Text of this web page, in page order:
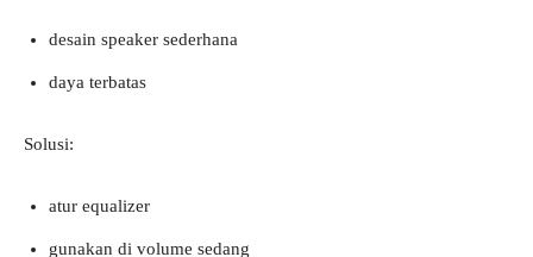
desain speaker sederhana
daya terbatas
Solusi:
atur equalizer
gunakan di volume sedang